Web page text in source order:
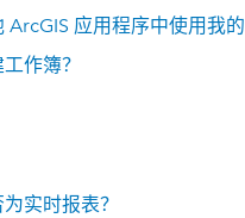
ArcGIS 应用程序中使用我的
作簿？
实时报表？